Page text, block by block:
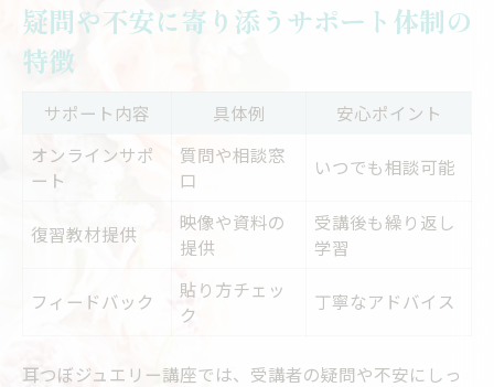
疑問や不安に寄り添うサポート体制の
特徴
サポート内容 具体例
安心ポイント
オンラインサポ
ート
質問や相談窓
口
いつでも相談可能
復習教材提供
映像や資料の
提供
受講後も繰り返し
学習
フィードバック
貼り方チェッ
ク
丁寧なアドバイス
耳つぼジュエリー講座では、受講者の疑問や不安にしっ